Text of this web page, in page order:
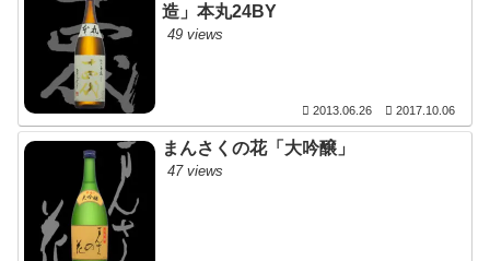
造」本丸24BY
49 views
2013.06.26 2017.10.06
まんさくの花「大吟醸」
47 views